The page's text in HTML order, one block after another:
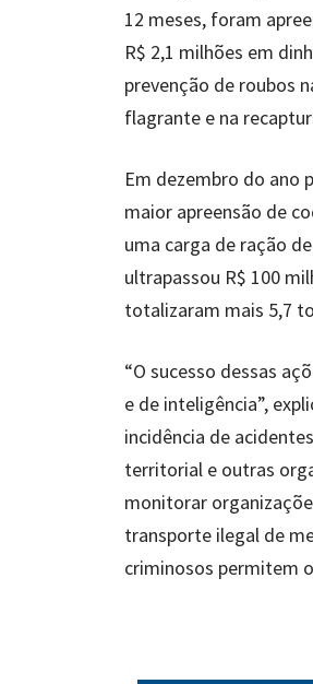
12 meses, foram
R$ 2,1 milhões em
prevenção de roubos
flagrante e na
Em dezembro do ano
maior apreensão de
uma carga de ração
ultrapassou R$ 100
totalizaram mais 5,7
“O sucesso dessas
e de inteligência”,
incidência de
territorial e outras
monitorar
transporte ilegal de
criminosos permitem